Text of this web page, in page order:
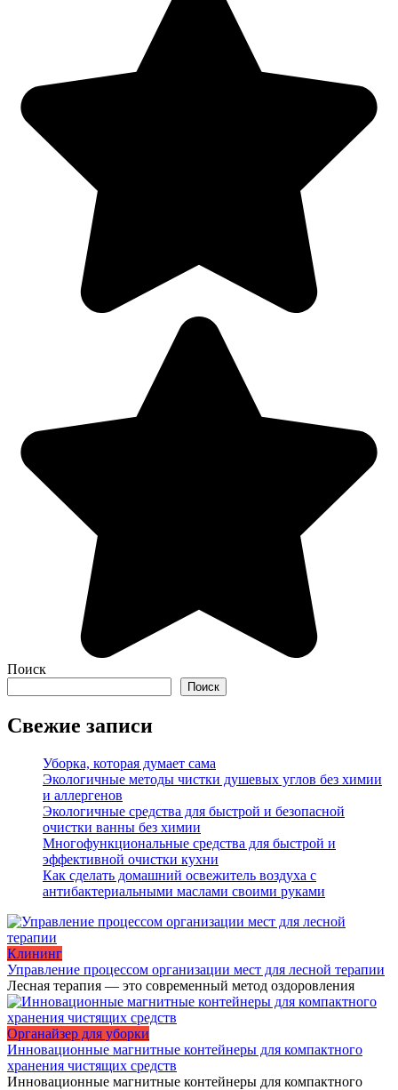
Поиск
Поиск
Свежие записи
Уборка, которая думает сама
Экологичные методы чистки душевых углов без химии
и аллергенов
Экологичные средства для быстрой и безопасной
очистки ванны без химии
Многофункциональные средства для быстрой и
эффективной очистки кухни
Как сделать домашний освежитель воздуха с
антибактериальными маслами своими руками
Клининг
Управление процессом организации мест для лесной терапии
Лесная терапия — это современный метод оздоровления
Органайзер для уборки
Инновационные магнитные контейнеры для компактного
хранения чистящих средств
Инновационные магнитные контейнеры для компактного